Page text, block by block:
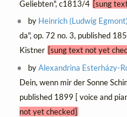
Geliebten", c1813/4 [sung
by Heinrich (Ludwig
da", op. 72 no. 3, published
Kistner [sung text not yet
byAlexandrina Esterházy-
Dein, wenn mir der Sonne
published 1899 [ voice and
not yet checked]